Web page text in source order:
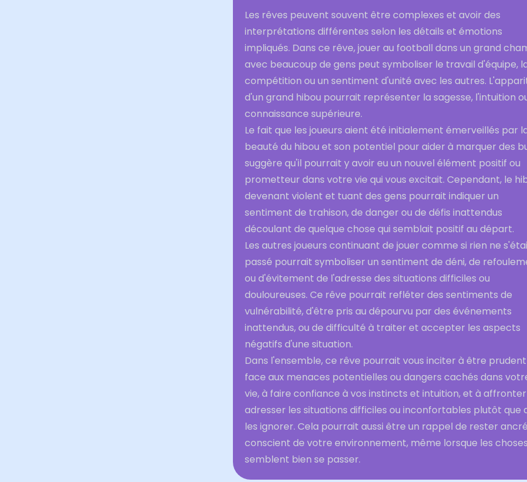
Les rêves peuvent souvent être complexes et avoir des
interprétations différentes selon les détails et émotions
impliqués. Dans ce rêve, jouer au football dans un grand
avec beaucoup de gens peut symboliser le travail d'équipe,
compétition ou un sentiment d'unité avec les autres.
d'un grand hibou pourrait représenter la sagesse, l'intuition
connaissance supérieure.
Le fait que les joueurs aient été initialement émerveillés par
beauté du hibou et son potentiel pour aider à marquer des
suggère qu'il pourrait y avoir eu un nouvel élément positif ou
prometteur dans votre vie qui vous excitait. Cependant, le
devenant violent et tuant des gens pourrait indiquer un
sentiment de trahison, de danger ou de défis inattendus
découlant de quelque chose qui semblait positif au départ.
Les autres joueurs continuant de jouer comme si rien ne
passé pourrait symboliser un sentiment de déni, de
ou d'évitement de l'adresse des situations difficiles ou
douloureuses. Ce rêve pourrait refléter des sentiments de
vulnérabilité, d'être pris au dépourvu par des événements
inattendus, ou de difficulté à traiter et accepter les aspects
négatifs d'une situation.
Dans l'ensemble, ce rêve pourrait vous inciter à être prudent
face aux menaces potentielles ou dangers cachés dans
vie, à faire confiance à vos instincts et intuition, et à
adresser les situations difficiles ou inconfortables plutôt que
les ignorer. Cela pourrait aussi être un rappel de rester
conscient de votre environnement, même lorsque les choses
semblent bien se passer.